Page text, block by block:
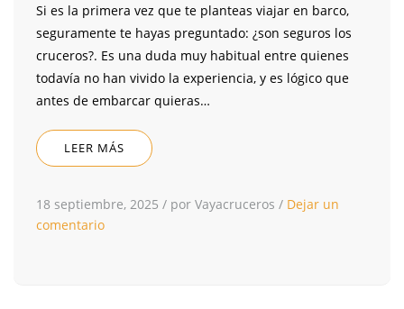
Si es la primera vez que te planteas viajar en barco,
seguramente te hayas preguntado: ¿son seguros los
cruceros?. Es una duda muy habitual entre quienes
todavía no han vivido la experiencia, y es lógico que
antes de embarcar quieras…
LEER MÁS
18 septiembre, 2025 / por Vayacruceros / Dejar un
comentario